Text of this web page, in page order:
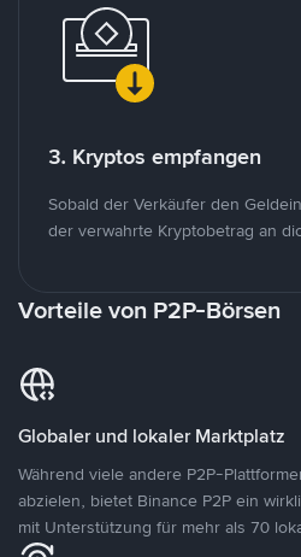
3. Kryptos empfangen
Sobald der Verkäufer den
der verwahrte Kryptobetrag an
Vorteile von P2P-Börsen
Globaler und lokaler Marktplatz
Während viele andere P2P-
abzielen, bietet Binance P2P ein
mit Unterstützung für mehr als 70